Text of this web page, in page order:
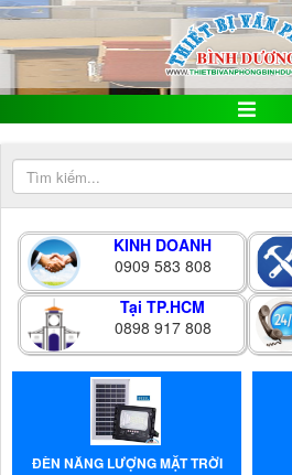
KINH DOANH
0909 583 808
Tại TP.HCM
0898 917 808
ĐÈN NĂNG LƯỢNG MẶT TRỜI